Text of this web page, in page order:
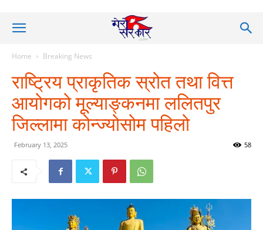
Home Breaking News
राष्ट्रिय प्राकृतिक स्रोत तथा वित्त
आयोगको मूूल्याङ्कनमा ललितपुर
जिल्लामा कोन्ज्योसोम पहिलो
February 13, 2025 58